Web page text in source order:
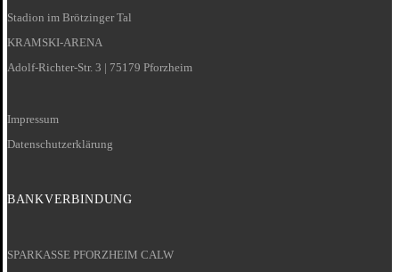
Stadion im Brötzinger Tal
KRAMSKI-ARENA
Adolf-Richter-Str. 3 | 75179 Pforzheim
Impressum
Datenschutzerklärung
BANKVERBINDUNG
SPARKASSE PFORZHEIM CALW